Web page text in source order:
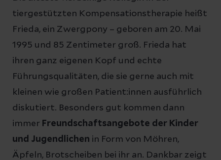
tiergestützten Kompensationstherapie heißt
Frieda, ein Zwergpony – geboren am 20. Mai
1995 und 85 Zentimeter groß. Frieda hat
ihren ganz eigenen Kopf und echte
Führungsqualitäten, die sie gerne auch mit
kleinen wie großen Patient:innen ausführlich
diskutiert. Besonders gut kommen dann
immer Freundschaftsangebote der Kinder
und Jugendlichen in Form von Möhren,
Äpfeln, Brotscheiben bei ihr an. Dankbar zeigt